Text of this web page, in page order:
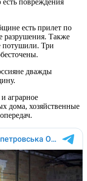
есть прилет по
разрушения. Также
потушили. Три
дважды
аграрное
дома, хозяйственные